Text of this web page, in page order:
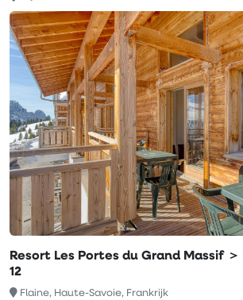
Resort Les Portes du Grand Massif
12
Flaine, Haute-Savoie, Frankrijk